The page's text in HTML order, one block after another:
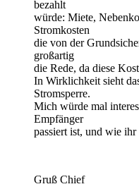
bezahlt
würde: Miete,
Stromkosten
die von der
großartig
die Rede, da diese
In Wirklichkeit sieht
Stromsperre.
Mich würde mal
Empfänger
passiert ist, und wie
Gruß Chief